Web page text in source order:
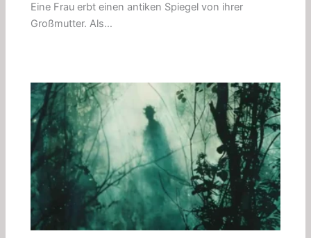
Eine Frau erbt einen antiken Spiegel von ihrer
Großmutter. Als…